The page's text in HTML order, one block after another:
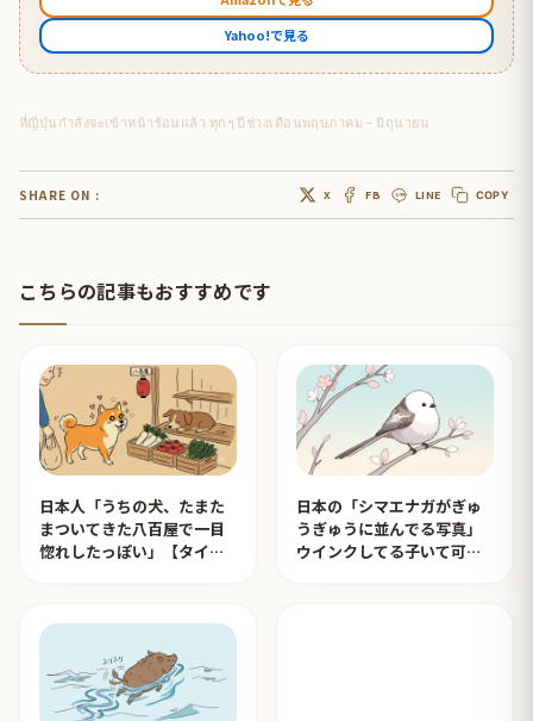
Yahoo!で見る
ที่ญี่ปุ่นกำลังจะเข้าหน้าร้อนแล้ว ทุกๆ ปีช่วงเดือนพฤษภาคม – มิถุนายน
SHARE ON : X FB LINE COPY
こちらの記事もおすすめです
日本人「うちの犬、たまた
まついてきた八百屋で一目
惚れしたっぽい」【タイ人
日本の「シマエナガがぎゅ
うぎゅうに並んでる写真」
ウインクしてる子いて可愛